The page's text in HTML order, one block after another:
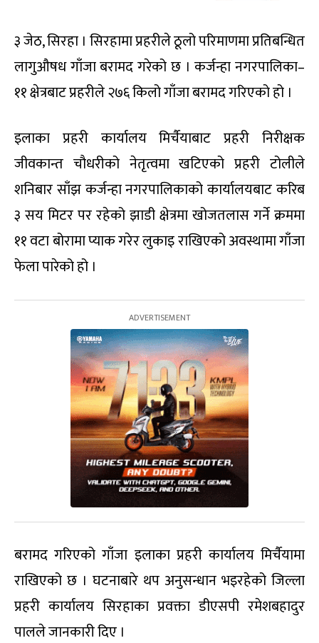
३ जेठ, सिरहा । सिरहामा प्रहरीले ठूलो परिमाणमा प्रतिबन्धित
लागुऔषध गाँजा बरामद गरेको छ । कर्जन्हा नगरपालिका–
११ क्षेत्रबाट प्रहरीले २७६ किलो गाँजा बरामद गरिएको हो ।
इलाका प्रहरी कार्यालय मिर्चैयाबाट प्रहरी निरीक्षक
जीवकान्त चौधरीको नेतृत्वमा खटिएको प्रहरी टोलीले
शनिबार साँझ कर्जन्हा नगरपालिकाको कार्यालयबाट करिब
३ सय मिटर पर रहेको झाडी क्षेत्रमा खोजतलास गर्ने क्रममा
११ वटा बोरामा प्याक गरेर लुकाइ राखिएको अवस्थामा गाँजा
फेला पारेको हो ।
बरामद गरिएको गाँजा इलाका प्रहरी कार्यालय मिर्चैयामा
राखिएको छ । घटनाबारे थप अनुसन्धान भइरहेको जिल्ला
प्रहरी कार्यालय सिरहाका प्रवक्ता डीएसपी रमेशबहादुर
पालले जानकारी दिए ।